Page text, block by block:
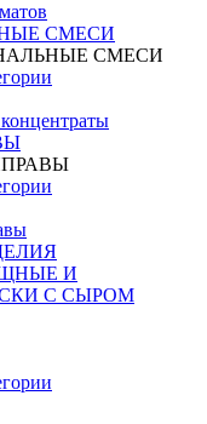
СМЕСИ
СМЕСИ
И
С СЫРОМ